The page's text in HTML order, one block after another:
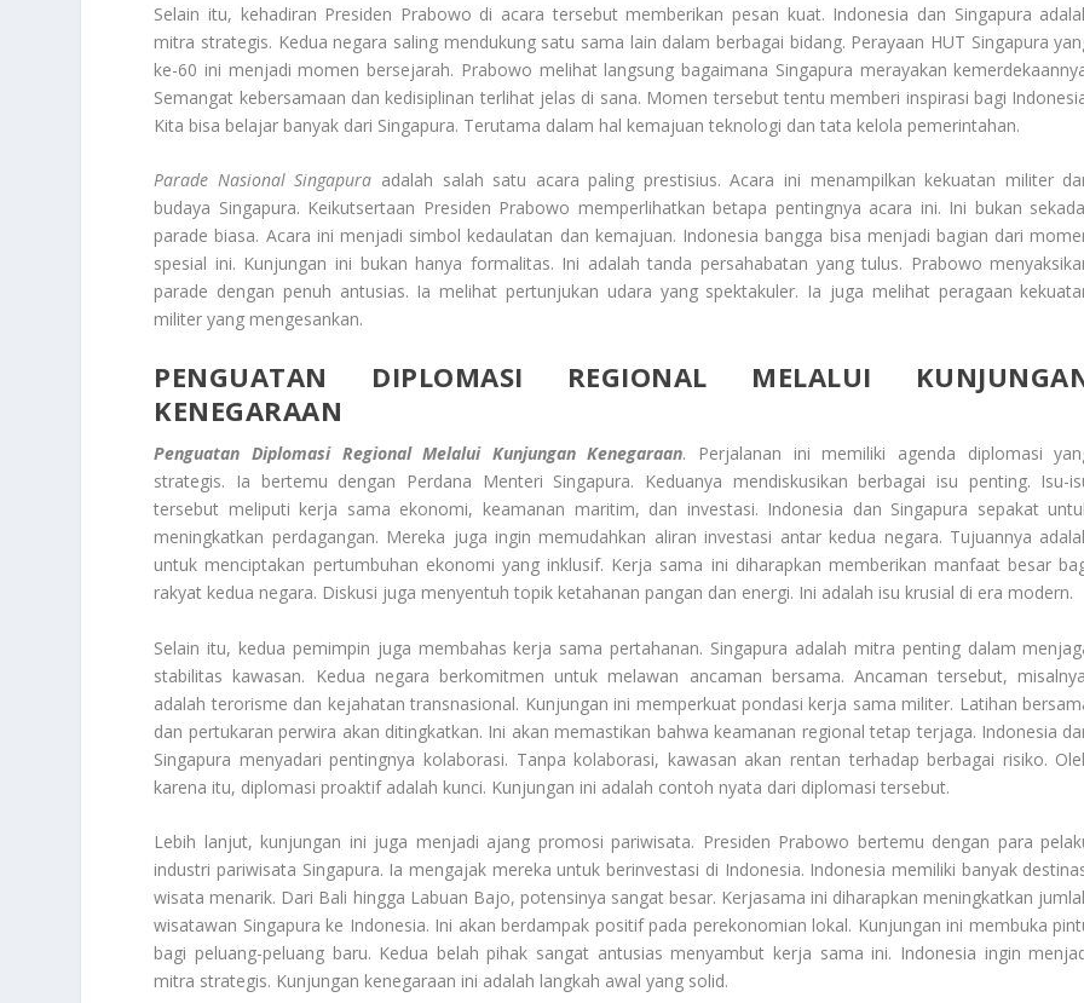
Selain itu, kehadiran Presiden Prabowo di acara tersebut memberikan pesan kuat. Indonesia dan Singapura
mitra strategis. Kedua negara saling mendukung satu sama lain dalam berbagai bidang. Perayaan HUT Singapura
ke-60 ini menjadi momen bersejarah. Prabowo melihat langsung bagaimana Singapura merayakan
Semangat kebersamaan dan kedisiplinan terlihat jelas di sana. Momen tersebut tentu memberi inspirasi bagi
Kita bisa belajar banyak dari Singapura. Terutama dalam hal kemajuan teknologi dan tata kelola pemerintahan.
Parade Nasional Singapura adalah salah satu acara paling prestisius. Acara ini menampilkan kekuatan militer
budaya Singapura. Keikutsertaan Presiden Prabowo memperlihatkan betapa pentingnya acara ini. Ini bukan
parade biasa. Acara ini menjadi simbol kedaulatan dan kemajuan. Indonesia bangga bisa menjadi bagian dari
spesial ini. Kunjungan ini bukan hanya formalitas. Ini adalah tanda persahabatan yang tulus. Prabowo
parade dengan penuh antusias. Ia melihat pertunjukan udara yang spektakuler. Ia juga melihat peragaan
militer yang mengesankan.
PENGUATAN DIPLOMASI REGIONAL MELALUI
KENEGARAAN
Penguatan Diplomasi Regional Melalui Kunjungan Kenegaraan. Perjalanan ini memiliki agenda diplomasi
strategis. Ia bertemu dengan Perdana Menteri Singapura. Keduanya mendiskusikan berbagai isu penting. Isu-
tersebut meliputi kerja sama ekonomi, keamanan maritim, dan investasi. Indonesia dan Singapura sepakat
meningkatkan perdagangan. Mereka juga ingin memudahkan aliran investasi antar kedua negara. Tujuannya
untuk menciptakan pertumbuhan ekonomi yang inklusif. Kerja sama ini diharapkan memberikan manfaat besar
rakyat kedua negara. Diskusi juga menyentuh topik ketahanan pangan dan energi. Ini adalah isu krusial di era modern.
Selain itu, kedua pemimpin juga membahas kerja sama pertahanan. Singapura adalah mitra penting dalam
stabilitas kawasan. Kedua negara berkomitmen untuk melawan ancaman bersama. Ancaman tersebut,
adalah terorisme dan kejahatan transnasional. Kunjungan ini memperkuat pondasi kerja sama militer. Latihan
dan pertukaran perwira akan ditingkatkan. Ini akan memastikan bahwa keamanan regional tetap terjaga. Indonesia
Singapura menyadari pentingnya kolaborasi. Tanpa kolaborasi, kawasan akan rentan terhadap berbagai risiko.
karena itu, diplomasi proaktif adalah kunci. Kunjungan ini adalah contoh nyata dari diplomasi tersebut.
Lebih lanjut, kunjungan ini juga menjadi ajang promosi pariwisata. Presiden Prabowo bertemu dengan para
industri pariwisata Singapura. Ia mengajak mereka untuk berinvestasi di Indonesia. Indonesia memiliki banyak
wisata menarik. Dari Bali hingga Labuan Bajo, potensinya sangat besar. Kerjasama ini diharapkan meningkatkan
wisatawan Singapura ke Indonesia. Ini akan berdampak positif pada perekonomian lokal. Kunjungan ini membuka
bagi peluang-peluang baru. Kedua belah pihak sangat antusias menyambut kerja sama ini. Indonesia ingin
mitra strategis. Kunjungan kenegaraan ini adalah langkah awal yang solid.